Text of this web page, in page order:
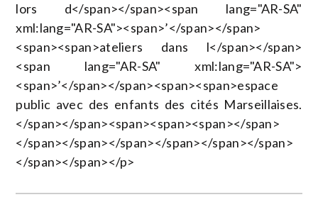
lors d</span></span><span lang="AR-SA"
xml:lang="AR-SA"><span>’</span></span>
<span><span>ateliers dans l</span></span>
<span lang="AR-SA" xml:lang="AR-SA">
<span>’</span></span><span><span>espace
public avec des enfants des cités Marseillaises.
</span></span><span><span><span></span>
</span></span></span></span></span></span>
</span></span></p>